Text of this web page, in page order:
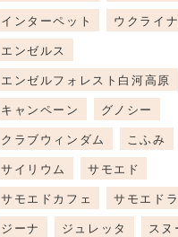
インターペット
ウクライ
エンゼルス
エンゼルフォレスト白河高原
キャンペーン
グノシー
クラブウィンダム
こふみ
サイリウム
サモエド
サモエドカフェ
サモエド
ジーナ
ジュレッタ
スヌ